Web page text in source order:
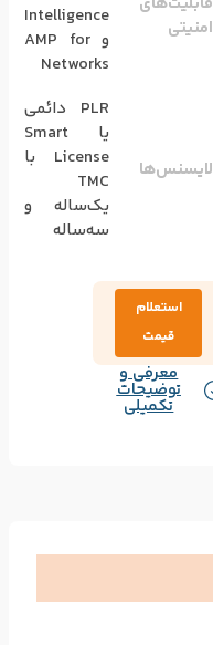
امنیتی
Intelligence
و AMP for
Networks
لایسنس‌ها
PLR دائمی
یا Smart
License با
TMC
یک‌ساله و
سه‌ساله
استعلام
قیمت
معرفی و
توضیحات
تکمیلی